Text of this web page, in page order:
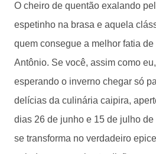
O cheiro de quentão exalando
espetinho na brasa e aquela
quem consegue a melhor fatia
Antônio. Se você, assim como
esperando o inverno chegar só
delícias da culinária caipira,
dias 26 de junho e 15 de julho
se transforma no verdadeiro